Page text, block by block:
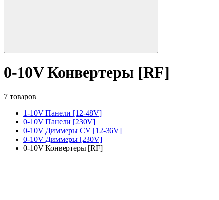
0-10V Конвертеры [RF]
7 товаров
1-10V Панели [12-48V]
0-10V Панели [230V]
0-10V Диммеры CV [12-36V]
0-10V Диммеры [230V]
0-10V Конвертеры [RF]